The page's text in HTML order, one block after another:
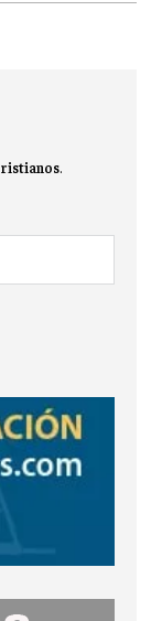
.